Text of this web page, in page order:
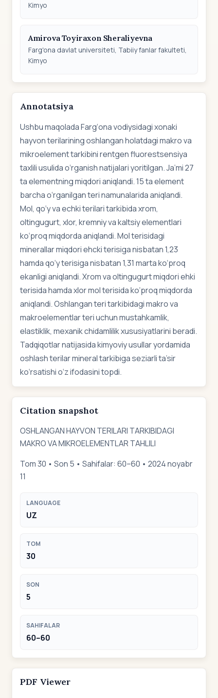
Kimyo
Amirova Toyiraxon Sheraliyevna
Farg'ona davlat universiteti, Tabiiy fanlar fakulteti,
Kimyo
Annotatsiya
Ushbu maqolada Farg‘ona vodiysidagi xonaki
hayvon terilarining oshlangan holatdagi makro va
mikroelement tarkibini rentgen fluorestsensiya
taxlili usulida o‘rganish natijalari yoritilgan. Ja’mi 27
ta elementning miqdori aniqlandi. 15 ta element
barcha o‘rganilgan teri namunalarida aniqlandi.
Mol, qo‘y va echki terilari tarkibida xrom,
oltingugurt, xlor, kremniy va kaltsiy elementlari
ko‘proq miqdorda aniqlandi. Mol terisidagi
minerallar miqdori ehcki terisiga nisbatan 1,23
hamda qo‘y terisiga nisbatan 1,31 marta ko‘proq
ekanligi aniqlandi. Xrom va oltingugurt miqdori ehki
terisida hamda xlor mol terisida ko‘proq miqdorda
aniqlandi. Oshlangan teri tarkibidagi makro va
makroelementlar teri uchun mustahkamlik,
elastiklik, mexanik chidamlilik xususiyatlarini beradi.
Tadqiqotlar natijasida kimyoviy usullar yordamida
oshlash terilar mineral tarkibiga seziarli ta’sir
ko‘rsatishi o‘z ifodasini topdi.
Citation snapshot
OSHLANGAN HAYVON TERILARI TARKIBIDAGI
MAKRO VA MIKROELEMENTLAR TAHLILI
Tom 30 • Son 5 • Sahifalar: 60–60 • 2024 noyabr
11
LANGUAGE
UZ
TOM
30
SON
5
SAHIFALAR
60–60
PDF Viewer